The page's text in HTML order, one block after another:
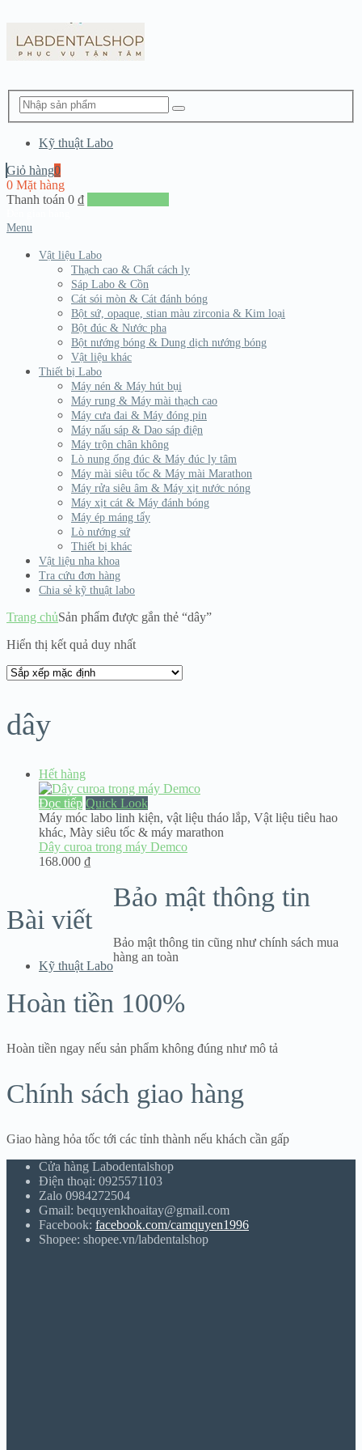
Kỹ thuật Labo
Giỏ hàng0
0 Mặt hàng
Thanh toán 0 ₫
Menu
Vật liệu Labo
Thạch cao & Chất cách ly
Sáp Labo & Cồn
Cát sói mòn & Cát đánh bóng
Bột sứ, opaque, stian màu zirconia & Kim loại
Bột đúc & Nước pha
Bột nướng bóng & Dung dịch nướng bóng
Vật liệu khác
Thiết bị Labo
Máy nén & Máy hút bụi
Máy rung & Máy mài thạch cao
Máy cưa đai & Máy đóng pin
Máy nấu sáp & Dao sáp điện
Máy trộn chân không
Lò nung ống đúc & Máy đúc ly tâm
Máy mài siêu tốc & Máy mài Marathon
Máy rửa siêu âm & Máy xịt nước nóng
Máy xịt cát & Máy đánh bóng
Máy ép máng tẩy
Lò nướng sứ
Thiết bị khác
Vật liệu nha khoa
Tra cứu đơn hàng
Chia sẻ kỹ thuật labo
Trang chủSản phẩm được gắn thẻ “dây”
Hiển thị kết quả duy nhất
dây
Hết hàng
Đọc tiếp Quick Look
Máy móc labo linh kiện, vật liệu tháo lắp, Vật liệu tiêu hao
khác, Mày siêu tốc & máy marathon
Dây curoa trong máy Demco
168.000 ₫
Bài viết
Kỹ thuật Labo
Bảo mật thông tin
Bảo mật thông tin cũng như chính sách mua
hàng an toàn
Hoàn tiền 100%
Hoàn tiền ngay nếu sản phẩm không đúng như mô tả
Chính sách giao hàng
Giao hàng hỏa tốc tới các tỉnh thành nếu khách cần gấp
Cửa hàng Labodentalshop
Điện thoại: 0925571103
Zalo 0984272504
Gmail: bequyenkhoaitay@gmail.com
Facebook: facebook.com/camquyen1996
Shopee: shopee.vn/labdentalshop